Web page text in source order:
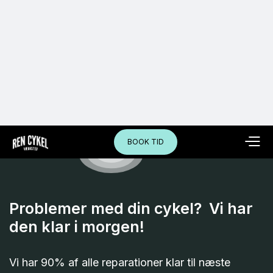
BOOK TID
Problemer med din cykel? Vi har
den klar i morgen!
Vi har 90% af alle reparationer klar til næste